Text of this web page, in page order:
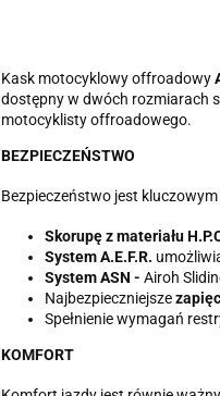
Kask motocyklowy offroadowy
dostępny w dwóch rozmiarach
motocyklisty offroadowego.
BEZPIECZEŃSTWO
Bezpieczeństwo jest
Skorupę z materiału
System A.E.F.R.
SystemASN - Airoh
Najbezpieczniejsze
Spełnienie wymagań
KOMFORT